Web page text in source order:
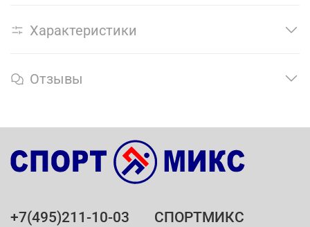
Характеристики
Отзывы
+7(495)211-10-03 СПОРТМИКС